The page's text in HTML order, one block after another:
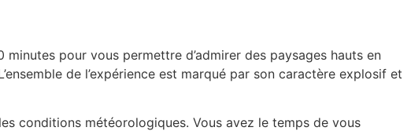
pour vous permettre d’admirer des paysages hauts en
de l’expérience est marqué par son caractère explosif et
conditions météorologiques. Vous avez le temps de vous